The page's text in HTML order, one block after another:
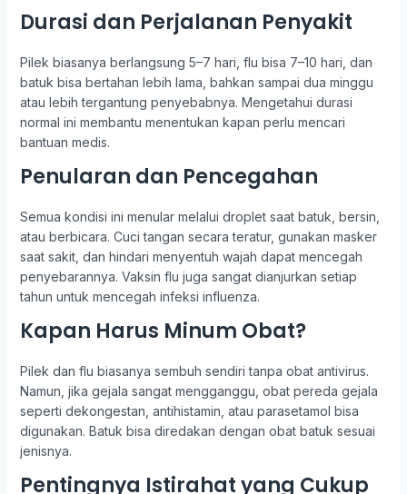
Durasi dan Perjalanan Penyakit
Pilek biasanya berlangsung 5–7 hari, flu bisa 7–10 hari, dan
batuk bisa bertahan lebih lama, bahkan sampai dua minggu
atau lebih tergantung penyebabnya. Mengetahui durasi
normal ini membantu menentukan kapan perlu mencari
bantuan medis.
Penularan dan Pencegahan
Semua kondisi ini menular melalui droplet saat batuk, bersin,
atau berbicara. Cuci tangan secara teratur, gunakan masker
saat sakit, dan hindari menyentuh wajah dapat mencegah
penyebarannya. Vaksin flu juga sangat dianjurkan setiap
tahun untuk mencegah infeksi influenza.
Kapan Harus Minum Obat?
Pilek dan flu biasanya sembuh sendiri tanpa obat antivirus.
Namun, jika gejala sangat mengganggu, obat pereda gejala
seperti dekongestan, antihistamin, atau parasetamol bisa
digunakan. Batuk bisa diredakan dengan obat batuk sesuai
jenisnya.
Pentingnya Istirahat yang Cukup